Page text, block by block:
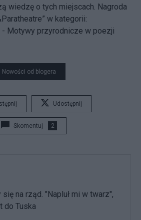
wiedzę o tych miejscach. Nagroda
w kategorii:
- Motywy przyrodnicze w poezji
Nowości od blogera
Udostępnij
Skomentuj 2
na rząd. "Napluł mi w twarz",
do Tuska